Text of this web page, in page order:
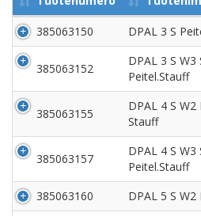
385063150 DPAL 3 S
385063152
DPAL 3 S W3
Peitel.Stauff
385063155
DPAL 4 S W2
Stauff
385063157
DPAL 4 S W3
Peitel.Stauff
385063160 DPAL 5 S